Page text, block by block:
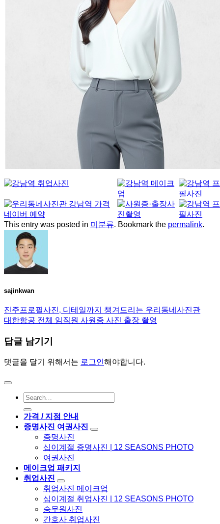
This entry was posted in 미분류. Bookmark the permalink.
sajinkwan
진주프로필사진, 디테일까지 챙겨드리는 우리동네사진관
대한항공 전체 임직원 사원증 사진 출장 촬영
답글 남기기
댓글을 달기 위해서는 로그인해야합니다.
가격 / 지점 안내
증명사진 여권사진
증명사진
십이계절 증명사진 | 12 SEASONS PHOTO
여권사진
메이크업 패키지
취업사진
취업사진 메이크업
십이계절 취업사진 | 12 SEASONS PHOTO
승무원사진
간호사 취업사진